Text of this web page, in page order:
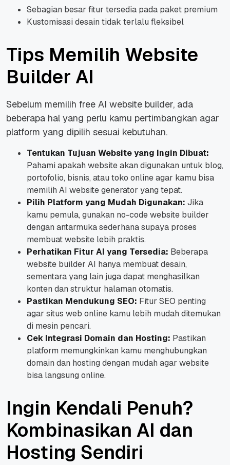
Sebagian besar fitur tersedia pada paket premium
Kustomisasi desain tidak terlalu fleksibel
Tips Memilih Website
Builder AI
Sebelum memilih free AI website builder, ada
beberapa hal yang perlu kamu pertimbangkan agar
platform yang dipilih sesuai kebutuhan.
Tentukan Tujuan Website yang Ingin Dibuat:
Pahami apakah website akan digunakan untuk blog,
portofolio, bisnis, atau toko online agar kamu bisa
memilih AI website generator yang tepat.
Pilih Platform yang Mudah Digunakan: Jika
kamu pemula, gunakan no-code website builder
dengan antarmuka sederhana supaya proses
membuat website lebih praktis.
Perhatikan Fitur AI yang Tersedia: Beberapa
website builder AI hanya membuat desain,
sementara yang lain juga dapat menghasilkan
konten dan struktur halaman otomatis.
Pastikan Mendukung SEO: Fitur SEO penting
agar situs web online kamu lebih mudah ditemukan
di mesin pencari.
Cek Integrasi Domain dan Hosting: Pastikan
platform memungkinkan kamu menghubungkan
domain dan hosting dengan mudah agar website
bisa langsung online.
Ingin Kendali Penuh?
Kombinasikan AI dan
Hosting Sendiri